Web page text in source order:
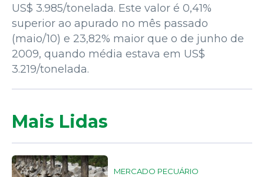
US$ 3.985/tonelada. Este valor é 0,41%
superior ao apurado no mês passado
(maio/10) e 23,82% maior que o de junho de
2009, quando média estava em US$
3.219/tonelada.
Mais Lidas
MERCADO PECUÁRIO